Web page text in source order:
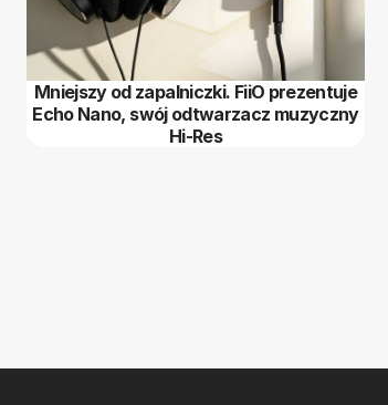
Mniejszy od zapalniczki. FiiO prezentuje
Echo Nano, swój odtwarzacz muzyczny
Hi-Res